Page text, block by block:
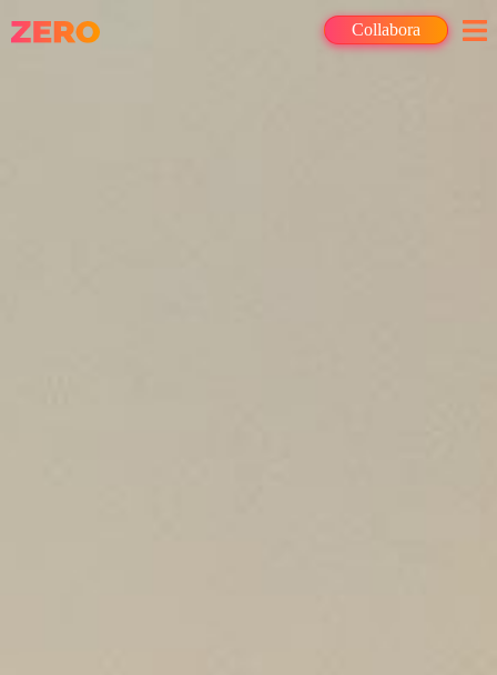
Collabora